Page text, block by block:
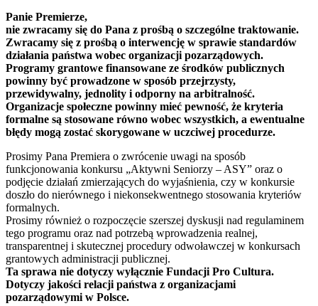
Panie Premierze,
nie zwracamy się do Pana z prośbą o szczególne traktowanie.
Zwracamy się z prośbą o interwencję w sprawie standardów
działania państwa wobec organizacji pozarządowych.
Programy grantowe finansowane ze środków publicznych
powinny być prowadzone w sposób przejrzysty,
przewidywalny, jednolity i odporny na arbitralność.
Organizacje społeczne powinny mieć pewność, że kryteria
formalne są stosowane równo wobec wszystkich, a ewentualne
błędy mogą zostać skorygowane w uczciwej procedurze.
Prosimy Pana Premiera o zwrócenie uwagi na sposób
funkcjonowania konkursu „Aktywni Seniorzy – ASY” oraz o
podjęcie działań zmierzających do wyjaśnienia, czy w konkursie
doszło do nierównego i niekonsekwentnego stosowania kryteriów
formalnych.
Prosimy również o rozpoczęcie szerszej dyskusji nad regulaminem
tego programu oraz nad potrzebą wprowadzenia realnej,
transparentnej i skutecznej procedury odwoławczej w konkursach
grantowych administracji publicznej.
Ta sprawa nie dotyczy wyłącznie Fundacji Pro Cultura.
Dotyczy jakości relacji państwa z organizacjami
pozarządowymi w Polsce.